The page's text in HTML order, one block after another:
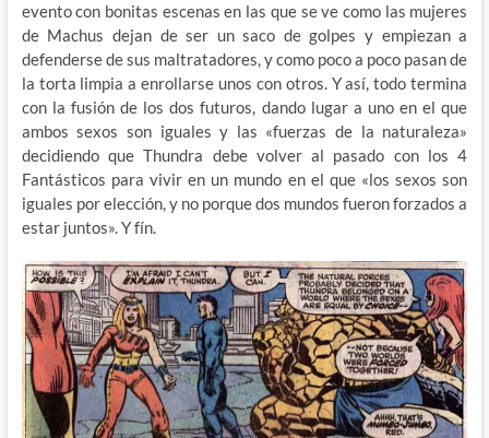
evento con bonitas escenas en las que se ve como las mujeres
de Machus dejan de ser un saco de golpes y empiezan a
defenderse de sus maltratadores, y como poco a poco pasan de
la torta limpia a enrollarse unos con otros. Y así, todo termina
con la fusión de los dos futuros, dando lugar a uno en el que
ambos sexos son iguales y las «fuerzas de la naturaleza»
decidiendo que Thundra debe volver al pasado con los 4
Fantásticos para vivir en un mundo en el que «los sexos son
iguales por elección, y no porque dos mundos fueron forzados a
estar juntos». Y fín.